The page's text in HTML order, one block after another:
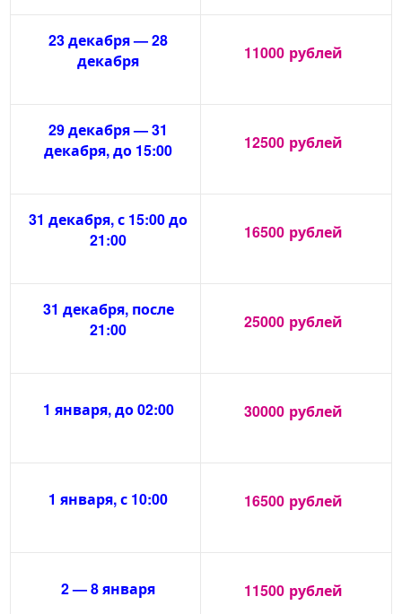
23 декабря — 28
декабря
11000 рублей
29 декабря — 31
декабря, до 15:00
12500 рублей
31 декабря, с 15:00 до
21:00
16500 рублей
31 декабря, после
21:00
25000 рублей
1 января, до 02:00 30000 рублей
1 января, с 10:00 16500 рублей
2 — 8 января 11500 рублей